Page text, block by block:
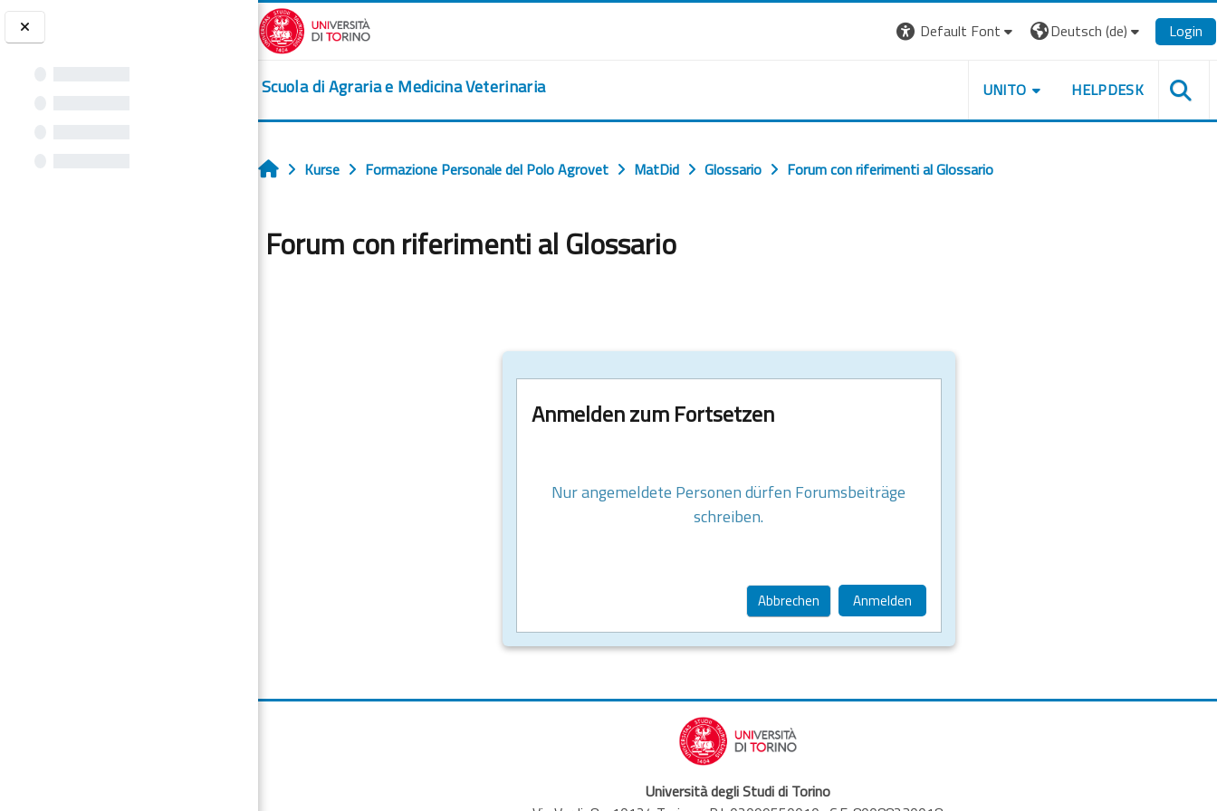
Zum Hauptinhalt
Default Font
Deutsch ‎(de)‎ Login
Scuola di Agraria e Medicina Veterinaria UNITO HELPDESK
Startseite
Kurse Formazione Personale del Polo Agrovet MatDid Glossario Forum con riferimenti al Glossario
Forum con riferimenti al Glossario
Anmelden zum Fortsetzen
Nur angemeldete Personen dürfen Forumsbeiträge
schreiben.
Abbrechen Anmelden
Università degli Studi di Torino